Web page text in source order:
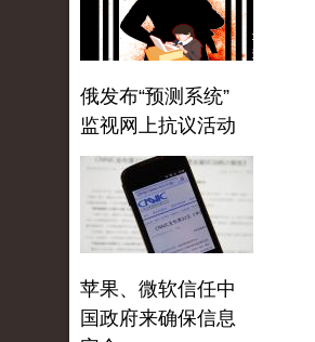
俄发布“预测系统”
监视网上抗议活动
苹果、微软信任中
国政府来确保信息